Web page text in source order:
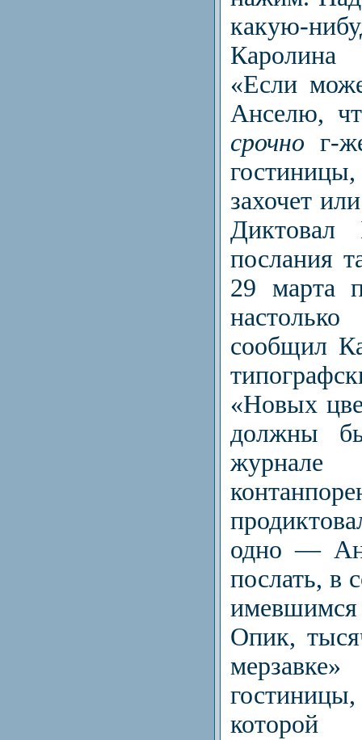
какую-
Каролина
«Если
Анселю,
срочно г-
захочет
Диктовал
послания
29 марта
сообщил
«Новых
должны
одно —
послать, в
Опик,
которой